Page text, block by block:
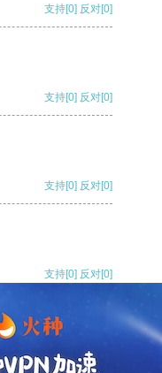
支持[0] 反对[0]
支持[0] 反对[0]
支持[0] 反对[0]
支持[0] 反对[0]
支持[0] 反对